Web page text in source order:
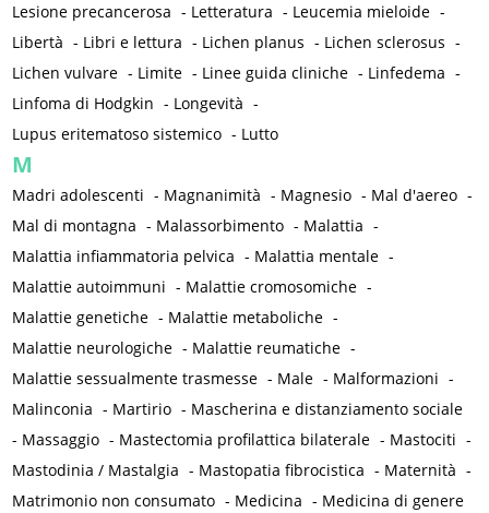
Lesione precancerosa - Letteratura - Leucemia mieloide -
Libertà - Libri e lettura - Lichen planus - Lichen sclerosus -
Lichen vulvare - Limite - Linee guida cliniche - Linfedema -
Linfoma di Hodgkin - Longevità -
Lupus eritematoso sistemico - Lutto
M
Madri adolescenti - Magnanimità - Magnesio - Mal d'aereo -
Mal di montagna - Malassorbimento - Malattia -
Malattia infiammatoria pelvica - Malattia mentale -
Malattie autoimmuni - Malattie cromosomiche -
Malattie genetiche - Malattie metaboliche -
Malattie neurologiche - Malattie reumatiche -
Malattie sessualmente trasmesse - Male - Malformazioni -
Malinconia - Martirio - Mascherina e distanziamento sociale
- Massaggio - Mastectomia profilattica bilaterale - Mastociti -
Mastodinia / Mastalgia - Mastopatia fibrocistica - Maternità -
Matrimonio non consumato - Medicina - Medicina di genere